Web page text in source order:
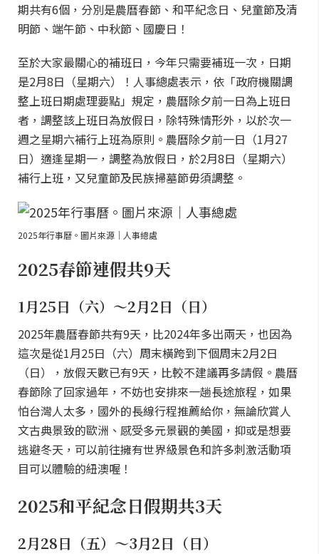
期共有6個，分別是農曆春節、和平紀念日、兒童節及清
明節、端午節、中秋節、國慶日！
至於大家最關心的補班日，今年只需要補班一次，日期
是2月8日（星期六）！人事總處表示，依「政府機關調
整上班日期處理要點」規定，農曆除夕前一日為上班日
者，調整該上班日為放假日，除特殊情形外，以於次一
週之星期六補行上班為原則。農曆除夕前一日（1月27
日）適逢星期一，調整為放假日，於2月8日（星期六）
補行上班，又兒童節及民族掃墓節毋須調整。
2025年行事曆。圖片來源｜人事總處
2025春節連假共9天
1月25日（六）～2月2日（日）
2025年農曆春節共有9天，比2024年多出兩天，也因為
這次是從1月25日（六）周末橫跨到下個周末2月2日
（日），放假天數已有9天，比較不建議再多請假。農曆
春節除了回家過年，不妨也安排來一趟長途旅程，如果
怕台灣人太多，國外的長線行程推薦給你，無論欣賞人
文古典景致的歐洲、感受多元景觀的美國，抑或是想要
逃避冬天，可以前往擁有世界級景色和許多刺激活動項
目可以體驗的紐澳喔！
2025和平紀念日假期共3天
2月28日（五）～3月2日（日）